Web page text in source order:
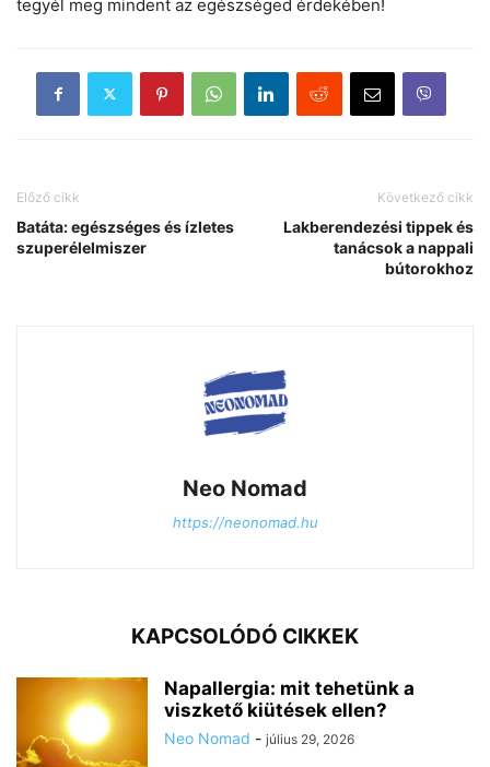
tegyél meg mindent az egészséged érdekében!
Előző cikk
Batáta: egészséges és ízletes
szuperélelmiszer
Következő cikk
Lakberendezési tippek és
tanácsok a nappali
bútorokhoz
Neo Nomad
https://neonomad.hu
KAPCSOLÓDÓ CIKKEK
Napallergia: mit tehetünk a
viszkető kiütések ellen?
Neo Nomad - július 29, 2026